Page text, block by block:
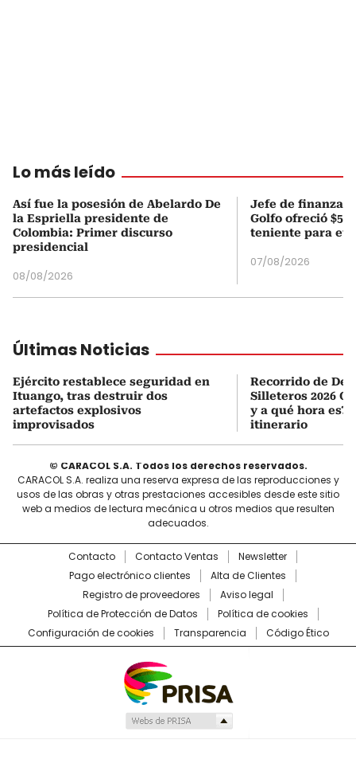
Lo más leído
Así fue la posesión de Abelardo De
la Espriella presidente de
Colombia: Primer discurso
presidencial
08/08/2026
Jefe de finanzas
Golfo ofreció
teniente para
07/08/2026
Últimas Noticias
Ejército restablece seguridad en
Ituango, tras destruir dos
artefactos explosivos
improvisados
Recorrido de
Silleteros 2026
y a qué hora es?
itinerario
© CARACOL S.A. Todos los derechos reservados.
CARACOL S.A. realiza una reserva expresa de las reproducciones y
usos de las obras y otras prestaciones accesibles desde este sitio
web a medios de lectura mecánica u otros medios que resulten
adecuados.
Contacto Contacto Ventas
Newsletter
Pago electrónico clientes
Alta de Clientes
Registro de proveedores
Aviso legal
Política de Protección de Datos
Política de cookies
Configuración de cookies
Transparencia Código Ético